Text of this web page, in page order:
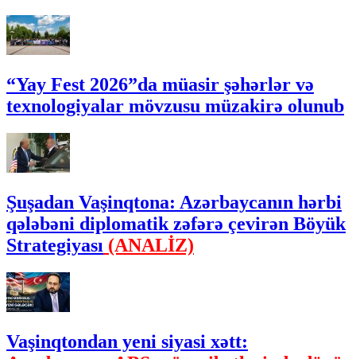
“Yay Fest 2026”da müasir şəhərlər və
texnologiyalar mövzusu müzakirə olunub
Şuşadan Vaşinqtona: Azərbaycanın hərbi
qələbəni diplomatik zəfərə çevirən Böyük
Strategiyası (ANALİZ)
Vaşinqtondan yeni siyasi xətt: